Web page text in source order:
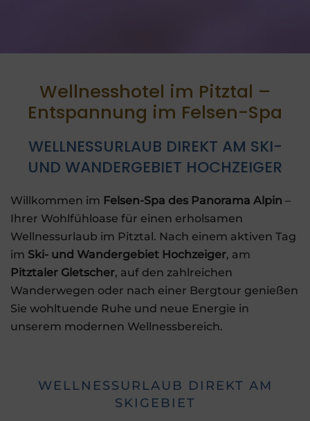
Wellnesshotel im Pitztal –
Entspannung im Felsen-Spa
WELLNESSURLAUB DIREKT AM SKI-
UND WANDERGEBIET HOCHZEIGER
Willkommen im Felsen-Spa des Panorama Alpin –
Ihrer Wohlfühloase für einen erholsamen
Wellnessurlaub im Pitztal. Nach einem aktiven Tag
im Ski- und Wandergebiet Hochzeiger, am
Pitztaler Gletscher, auf den zahlreichen
Wanderwegen oder nach einer Bergtour genießen
Sie wohltuende Ruhe und neue Energie in
unserem modernen Wellnessbereich.
WELLNESSURLAUB DIREKT AM
SKIGEBIET